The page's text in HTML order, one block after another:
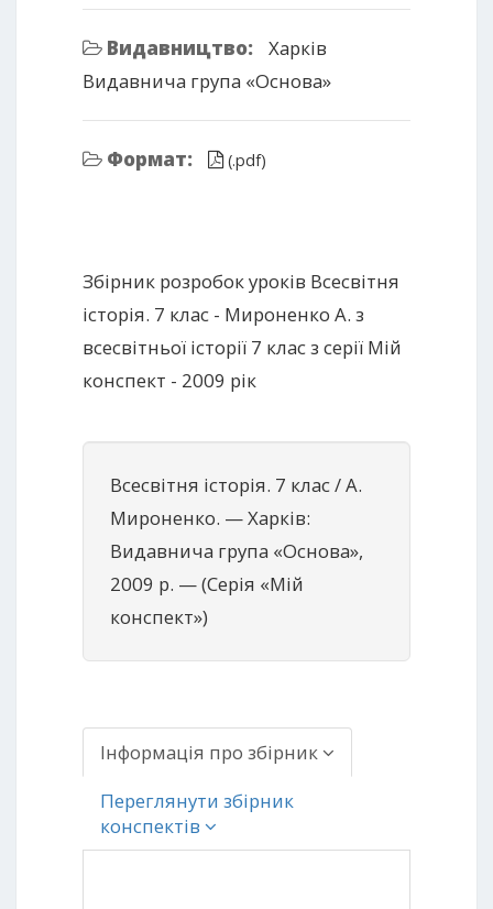
Видавництво:
Харків
Видавнича група «Основа»
Формат: (.pdf)
Збірник розробок уроків Всесвітня
історія. 7 клас - Мироненко А. з
всесвітньої історії 7 клас з серії Мій
конспект - 2009 рік
Всесвітня історія. 7 клас / А.
Мироненко. — Харків:
Видавнича група «Основа»,
2009 р. — (Серія «Мій
конспект»)
Інформація про збірник
Переглянути збірник
конспектів